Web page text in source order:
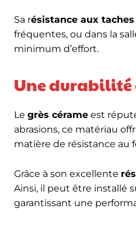
Sa résistance aux
fréquentes, ou dans la
minimum d’effort.
Une
Le grès cérame est
abrasions, ce matériau
matière de résistance au
Grâce à son excellente
Ainsi, il peut être installé
garantissant une